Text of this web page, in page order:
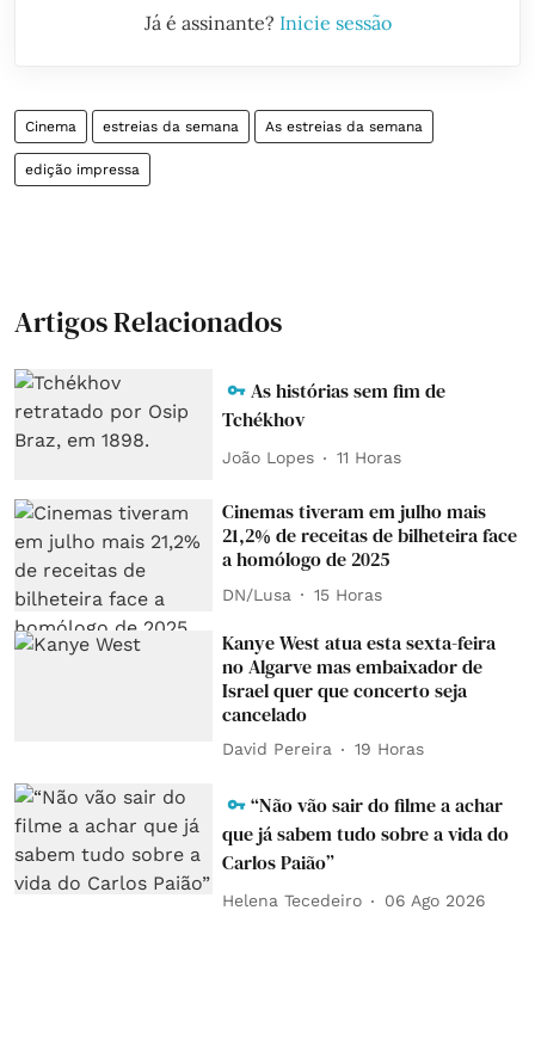
Já é assinante? Inicie sessão
Cinema estreias da semana As estreias da semana
edição impressa
Artigos Relacionados
As histórias sem fim de
Tchékhov
João Lopes 11 Horas
Cinemas tiveram em julho mais
21,2% de receitas de bilheteira face
a homólogo de 2025
DN/Lusa 15 Horas
Kanye West atua esta sexta-feira
no Algarve mas embaixador de
Israel quer que concerto seja
cancelado
David Pereira 19 Horas
“Não vão sair do filme a achar
que já sabem tudo sobre a vida do
Carlos Paião”
Helena Tecedeiro 06 Ago 2026